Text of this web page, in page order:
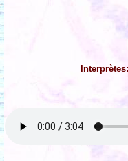
Interprètes: